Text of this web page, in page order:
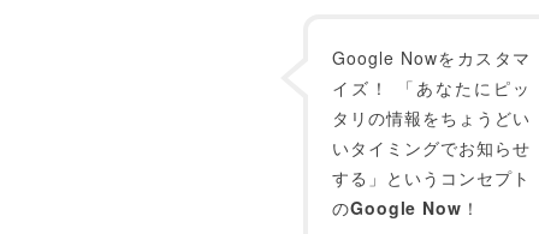
Google Nowをカスタマ
イズ！ 「あなたにピッ
タリの情報をちょうどい
いタイミングでお知らせ
する」というコンセプト
のGoogle Now ！